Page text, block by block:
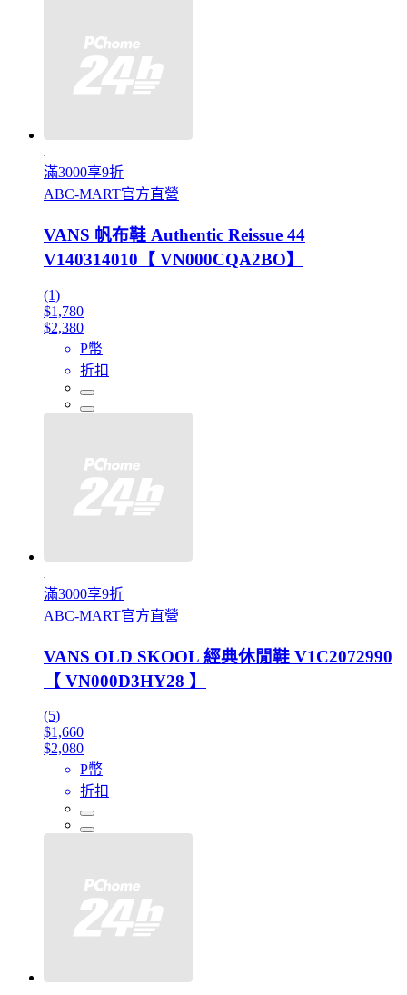
滿3000享9折
ABC-MART官方直營
VANS 帆布鞋 Authentic Reissue 44
V140314010【 VN000CQA2BO】
(1)
$1,780
$2,380
P幣
折扣
滿3000享9折
ABC-MART官方直營
VANS OLD SKOOL 經典休閒鞋 V1C2072990
【 VN000D3HY28 】
(5)
$1,660
$2,080
P幣
折扣